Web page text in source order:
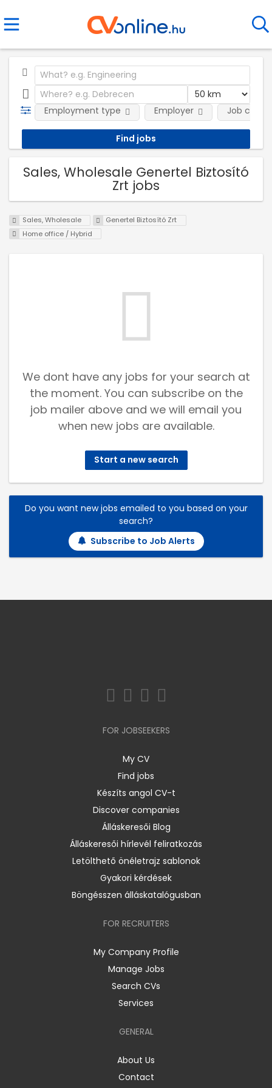
Employment type Employer Job
Sales, Wholesale Genertel Biztosító
Zrt jobs
Sales, Wholesale
Genertel Biztosító Zrt
Home office / Hybrid
We dont have any jobs for your search at
the moment. You can subscribe on the
job mailer above and we will email you
when new jobs are available.
Start a new search
Do you want new jobs emailed to you based on your
search?
Subscribe to Job Alerts
FOR JOBSEEKERS
My CV
Find jobs
Készíts angol CV-t
Discover companies
Álláskeresői Blog
Álláskeresői hírlevél feliratkozás
Letölthető önéletrajz sablonok
Gyakori kérdések
Böngésszen álláskatalógusban
FOR RECRUITERS
My Company Profile
Manage Jobs
Search CVs
Services
GENERAL
About Us
Contact